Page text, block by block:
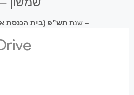
שנתתש”פ (בית הכנסת אליהו הנביא) –